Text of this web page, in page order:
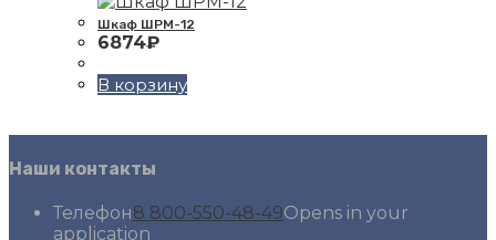
Шкаф ШРМ-12
6874₽
В корзину
Наши контакты
Телефон8 800-550-48-49Opens in your
application